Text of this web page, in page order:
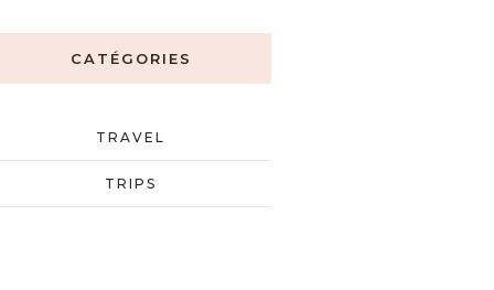
CATÉGORIES
TRAVEL
TRIPS